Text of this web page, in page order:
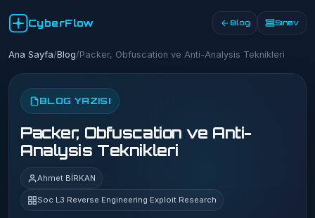
CyberFlow Blog Sınav
Ana Sayfa/Blog/Packer, Obfuscation ve Anti-Analysis Teknikleri
BLOG YAZISI
Packer, Obfuscation ve Anti-
Analysis Teknikleri
Ahmet BİRKAN
Soc L3 Reverse Engineering Exploit Research